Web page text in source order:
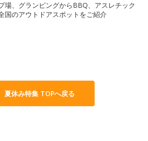
場、グランピングからBBQ、アスレチック
国のアウトドアスポットをご紹介
夏休み特集 TOPへ戻る